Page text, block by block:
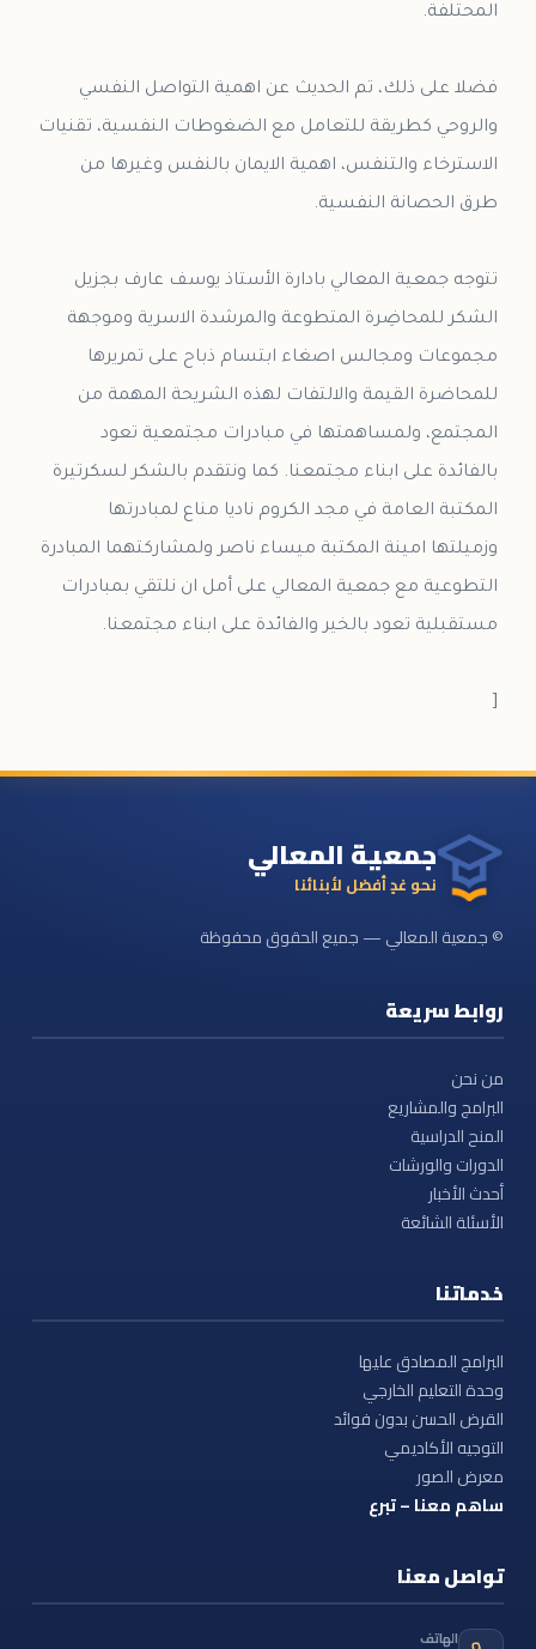
فضلا على ذلك، تم الحديث عن اهمية التواصل النفسي
والروحي كطريقة للتعامل مع الضغوطات النفسية، تقنيات
الاسترخاء والتنفس، اهمية الايمان بالنفس وغيرها من
تتوجه جمعية المعالي بادارة الأستاذ يوسف عارف بجزيل
الشكر للمحاضِرة المتطوعة والمرشدة الاسرية وموجهة
مجموعات ومجالس اصغاء ابتسام ذباح على تمريرها
للمحاضرة القيمة والالتفات لهذه الشريحة المهمة من
المجتمع، ولمساهمتها في مبادرات مجتمعية تعود
بالفائدة على ابناء مجتمعنا. كما ونتقدم بالشكر لسكرتيرة
المكتبة العامة في مجد الكروم ناديا مناع لمبادرتها
وزميلتها امينة المكتبة ميساء ناصر ولمشاركتهما المبادرة
التطوعية مع جمعية المعالي على أمل ان نلتقي بمبادرات
[
جمعية المعالي
نحو غدٍ أفضل لأبنائنا
© جمعية المعالي — جميع الحقوق محفوظة
روابط سريعة
من نحن
البرامج والمشاريع
المنح الدراسية
الدورات والورشات
أحدث الأخبار
الأسئلة الشائعة
خدماتنا
البرامج المصادق عليها
وحدة التعليم الخارجي
القرض الحسن بدون فوائد
التوجيه الأكاديمي
معرض الصور
ساهم معنا – تبرع
تواصل معنا
الهاتف